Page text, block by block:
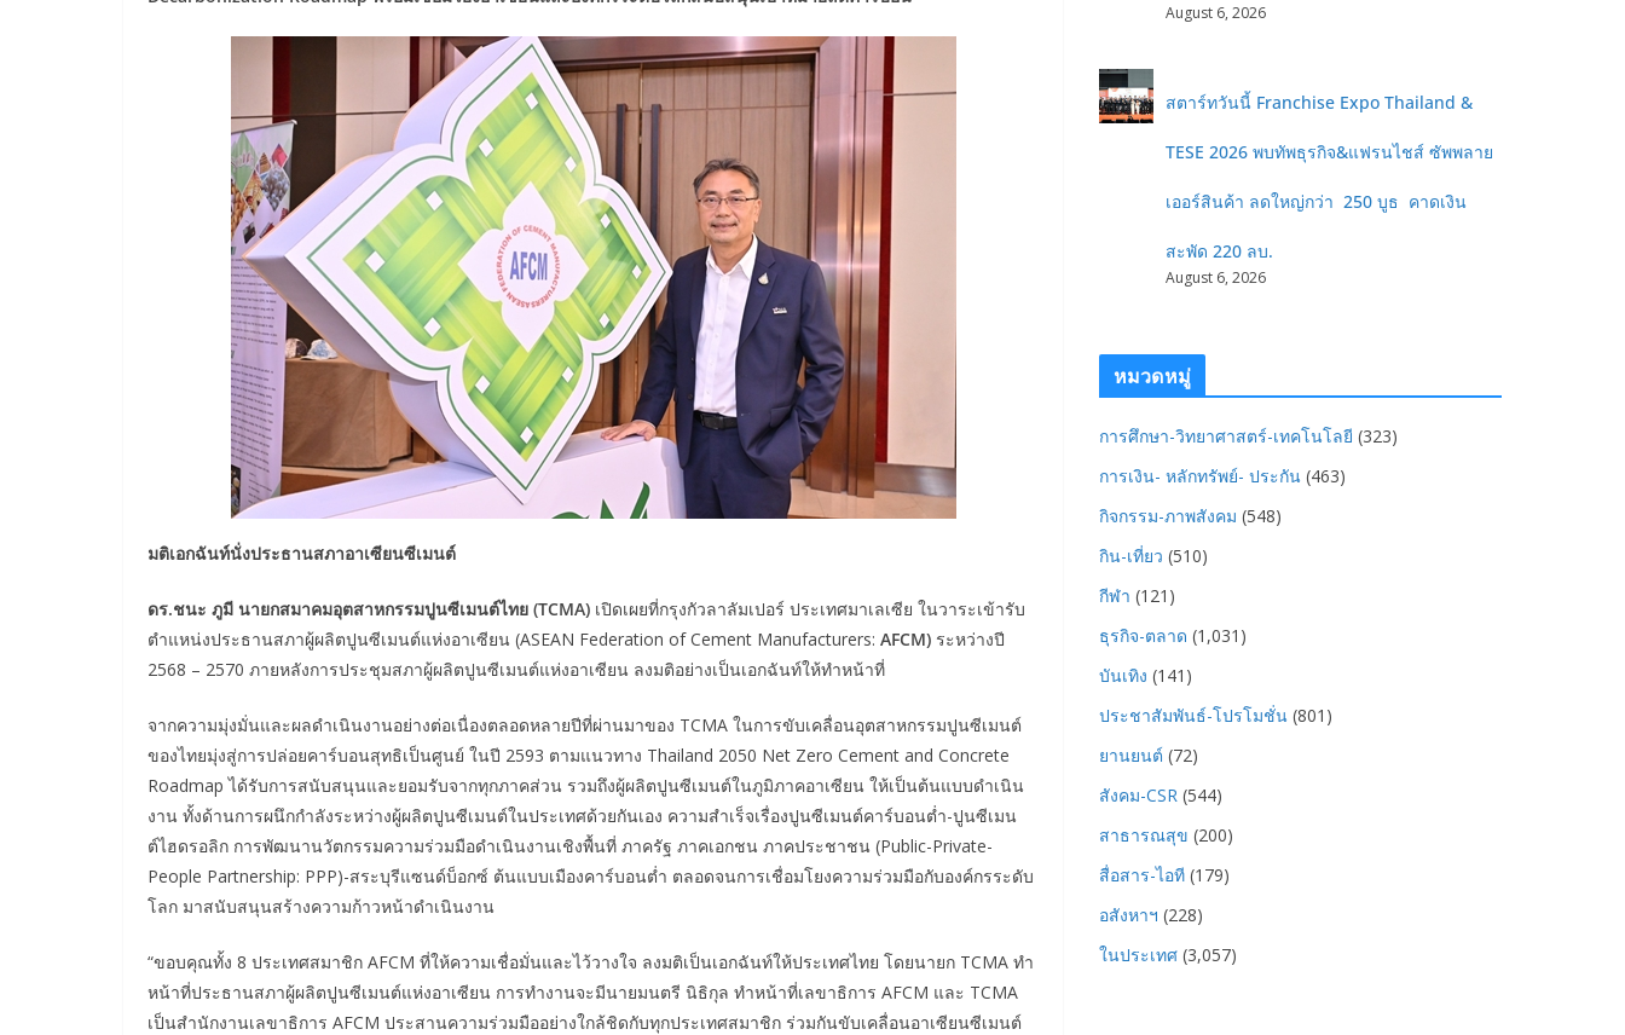
มติเอกฉันท์นั่งประธานสภาอาเซียนซีเมนต์
ดร.ชนะ ภูมี นายกสมาคมอุตสาหกรรมปูนซีเมนต์ไทย (TCMA) เปิดเผยที่กรุงกัวลาลัมเปอร์ ประเทศมาเลเซีย ในวาระเข้ารับ
ตำแหน่งประธานสภาผู้ผลิตปูนซีเมนต์แห่งอาเซียน (ASEAN Federation of Cement Manufacturers: AFCM) ระหว่างปี
2568 – 2570 ภายหลังการประชุมสภาผู้ผลิตปูนซีเมนต์แห่งอาเซียน ลงมติอย่างเป็นเอกฉันท์ให้ทำหน้าที่
จากความมุ่งมั่นและผลดำเนินงานอย่างต่อเนื่องตลอดหลายปีที่ผ่านมาของ TCMA ในการขับเคลื่อนอุตสาหกรรมปูนซีเมนต์
ของไทยมุ่งสู่การปล่อยคาร์บอนสุทธิเป็นศูนย์ ในปี 2593 ตามแนวทาง Thailand 2050 Net Zero Cement and Concrete
Roadmap ได้รับการสนับสนุนและยอมรับจากทุกภาคส่วน รวมถึงผู้ผลิตปูนซีเมนต์ในภูมิภาคอาเซียน ให้เป็นต้นแบบดำเนิน
งาน ทั้งด้านการผนึกกำลังระหว่างผู้ผลิตปูนซีเมนต์ในประเทศด้วยกันเอง ความสำเร็จเรื่องปูนซีเมนต์คาร์บอนต่ำ-ปูนซีเมน
ต์ไฮดรอลิก การพัฒนานวัตกรรมความร่วมมือดำเนินงานเชิงพื้นที่ ภาครัฐ ภาคเอกชน ภาคประชาชน (Public-Private-
People Partnership: PPP)-สระบุรีแซนด์บ็อกซ์ ต้นแบบเมืองคาร์บอนต่ำ ตลอดจนการเชื่อมโยงความร่วมมือกับองค์กรระดับ
โลก มาสนับสนุนสร้างความก้าวหน้าดำเนินงาน
“ขอบคุณทั้ง 8 ประเทศสมาชิก AFCM ที่ให้ความเชื่อมั่นและไว้วางใจ ลงมติเป็นเอกฉันท์ให้ประเทศไทย โดยนายก TCMA ทำ
หน้าที่ประธานสภาผู้ผลิตปูนซีเมนต์แห่งอาเซียน การทำงานจะมีนายมนตรี นิธิกุล ทำหน้าที่เลขาธิการ AFCM และ TCMA
เป็นสำนักงานเลขาธิการ AFCM ประสานความร่วมมืออย่างใกล้ชิดกับทุกประเทศสมาชิก ร่วมกันขับเคลื่อนอาเซียนซีเมนต์
August 6, 2026
สตาร์ทวันนี้ Franchise Expo Thailand &
TESE 2026 พบทัพธุรกิจ&แฟรนไชส์ ซัพพลาย
เออร์สินค้า ลดใหญ่กว่า 250 บูธ คาดเงิน
สะพัด 220 ลบ.
August 6, 2026
หมวดหมู่
การศึกษา-วิทยาศาสตร์-เทคโนโลยี (323)
การเงิน- หลักทรัพย์- ประกัน (463)
กิจกรรม-ภาพสังคม (548)
กิน-เที่ยว (510)
กีฬา (121)
ธุรกิจ-ตลาด (1,031)
บันเทิง (141)
ประชาสัมพันธ์-โปรโมชั่น (801)
ยานยนต์ (72)
สังคม-CSR (544)
สาธารณสุข (200)
สื่อสาร-ไอที (179)
อสังหาฯ (228)
ในประเทศ (3,057)